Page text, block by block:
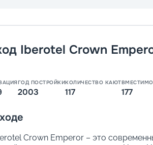
Iberotel Crown
ГОД ПОСТРОЙКИ
2003
КОЛИЧЕСТВО КАЮТ
117 177
Crown Emperor – это